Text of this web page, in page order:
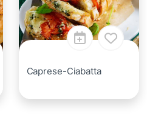
Caprese-Ciabatta